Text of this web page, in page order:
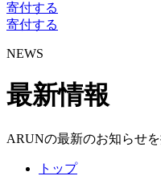
寄付する
寄付する
NEWS
最新情報
ARUNの最新のお知らせを
トップ